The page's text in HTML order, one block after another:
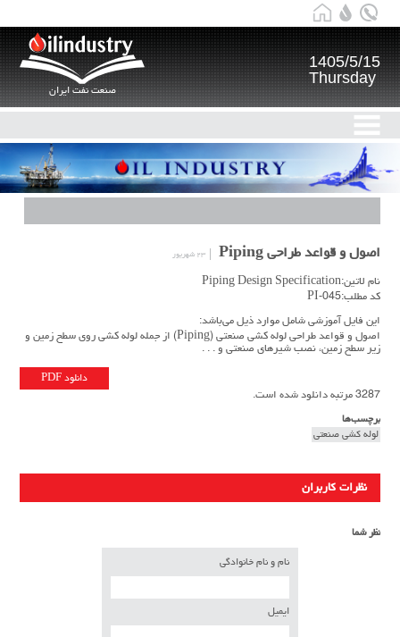
صنعت نفت ایران
1405/5/15
Thursday
اصول و قواعد طراحی Piping ۲۳ شهریور
نام لاتین:Piping Design Specification
کد مطلب:PI-045
این فایل آموزشی شامل موارد ذیل می‌باشد:
اصول و قواعد طراحی لوله کشی صنعتی (Piping) از جمله لوله کشی روی سطح زمین و
زیر سطح زمین، نصب شیرهای صنعتی و . . .
دانلود PDF
3287 مرتبه دانلود شده است.
برچسب‌ها
لوله کشی صنعتی
نظرات کاربران
نظر شما
نام و نام خانوادگی
ایمیل